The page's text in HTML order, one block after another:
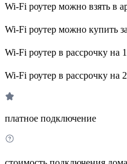
Wi-Fi роутер можно взять в
Wi-Fi роутер можно купить
Wi-Fi роутер в рассрочку на
Wi-Fi роутер в рассрочку на
платное подключение